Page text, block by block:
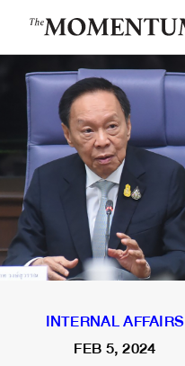
INTERNAL AFFAIRS
FEB 5, 2024